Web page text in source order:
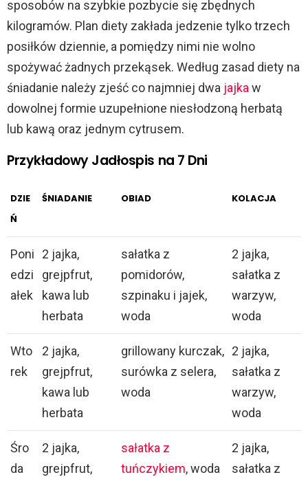
sposobów na szybkie pozbycie się zbędnych
kilogramów. Plan diety zakłada jedzenie tylko trzech
posiłków dziennie, a pomiędzy nimi nie wolno
spożywać żadnych przekąsek. Według zasad diety na
śniadanie należy zjeść co najmniej dwa jajkaw
dowolnej formie uzupełnione niesłodzoną herbatą
lub kawą oraz jednym cytrusem.
Przykładowy Jadłospis na 7 Dni
DZIE
Ń
ŚNIADANIE OBIAD KOLACJA
Poni
edzi
ałek
2 jajka,
grejpfrut,
kawa lub
herbata
sałatka z
pomidorów,
szpinaku i jajek,
woda
2 jajka,
sałatka z
warzyw,
woda
Wto
rek
2 jajka,
grejpfrut,
kawa lub
herbata
grillowany kurczak,
surówka z selera,
woda
2 jajka,
sałatka z
warzyw,
woda
Śro
da
2 jajka,
grejpfrut,
sałatka z
tuńczykiem, woda
2 jajka,
sałatka z